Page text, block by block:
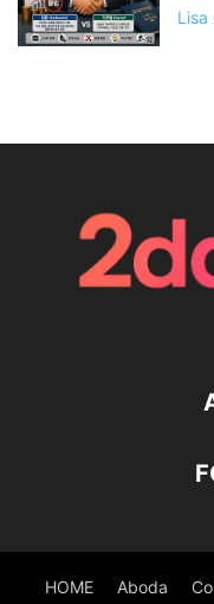
Lisa
HOME Aboda